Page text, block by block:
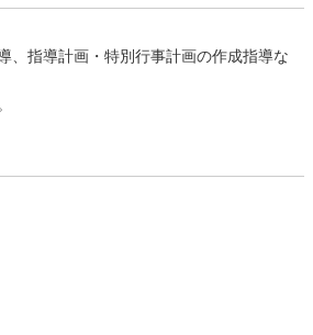
、指導計画・特別行事計画の作成指導な